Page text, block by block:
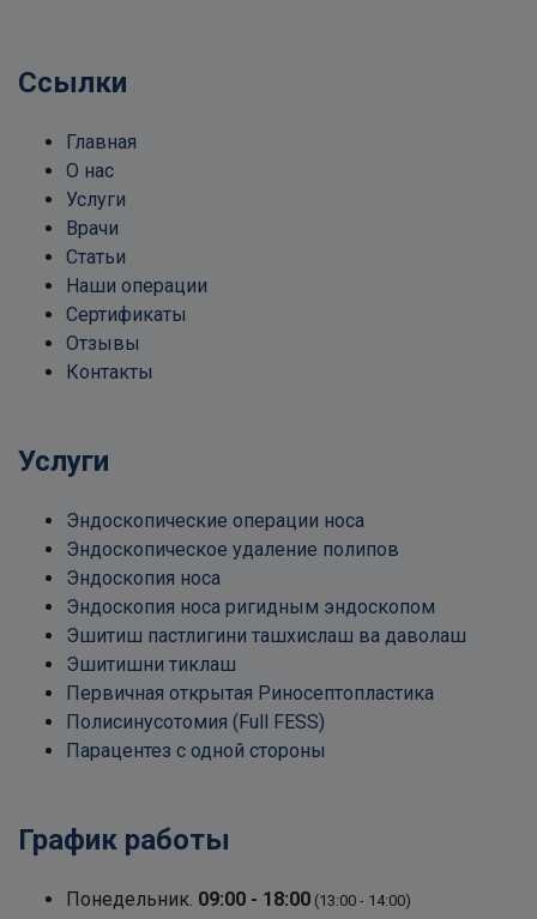
Ссылки
Главная
О нас
Услуги
Врачи
Статьи
Наши операции
Сертификаты
Отзывы
Контакты
Услуги
Эндоскопические операции носа
Эндоскопическое удаление полипов
Эндоскопия носа
Эндоскопия носа ригидным эндоскопом
Эшитиш пастлигини ташхислаш ва даволаш
Эшитишни тиклаш
Первичная открытая Риносептопластика
Полисинусотомия (Full FESS)
Парацентез с одной стороны
График работы
Понедельник. 09:00 - 18:00 (13:00 - 14:00)